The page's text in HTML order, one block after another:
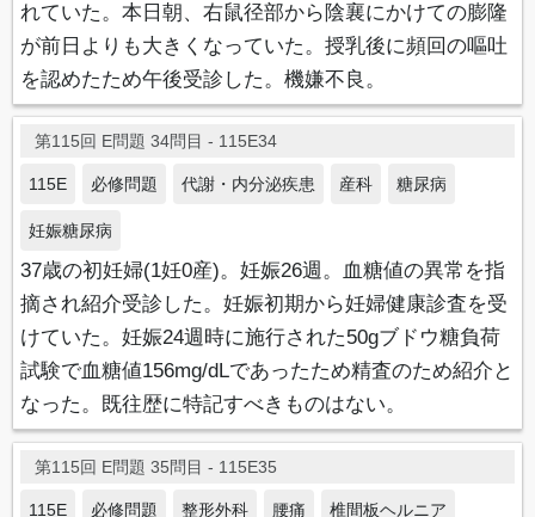
れていた。本日朝、右鼠径部から陰襄にかけての膨隆
が前日よりも大きくなっていた。授乳後に頻回の嘔吐
を認めたため午後受診した。機嫌不良。
第115回 E問題 34問目 - 115E34
115E 必修問題 代謝・内分泌疾患 産科 糖尿病
妊娠糖尿病
37歳の初妊婦(1妊0産)。妊娠26週。血糖値の異常を指
摘され紹介受診した。妊娠初期から妊婦健康診査を受
けていた。妊娠24週時に施行された50gブドウ糖負荷
試験で血糖値156mg/dLであったため精査のため紹介と
なった。既往歴に特記すべきものはない。
第115回 E問題 35問目 - 115E35
115E 必修問題 整形外科 腰痛 椎間板ヘルニア